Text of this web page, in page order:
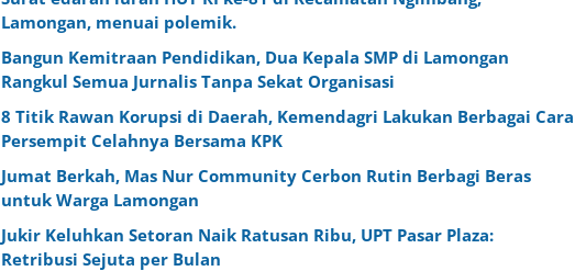
Lamongan, menuai polemik.
Bangun Kemitraan Pendidikan, Dua Kepala SMP di Lamongan
Rangkul Semua Jurnalis Tanpa Sekat Organisasi
8 Titik Rawan Korupsi di Daerah, Kemendagri Lakukan Berbagai Cara
Persempit Celahnya Bersama KPK
Jumat Berkah, Mas Nur Community Cerbon Rutin Berbagi Beras
untuk Warga Lamongan
Jukir Keluhkan Setoran Naik Ratusan Ribu, UPT Pasar Plaza:
Retribusi Sejuta per Bulan